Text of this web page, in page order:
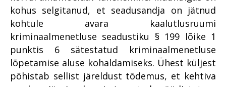
kohus selgitanud, et seadusandja on jätnud
kohtule avara kaalutlusruumi
kriminaalmenetluse seadustiku § 199 lõike 1
punktis 6 sätestatud kriminaalmenetluse
lõpetamise aluse kohaldamiseks. Ühest küljest
põhistab sellist järeldust tõdemus, et kehtiva